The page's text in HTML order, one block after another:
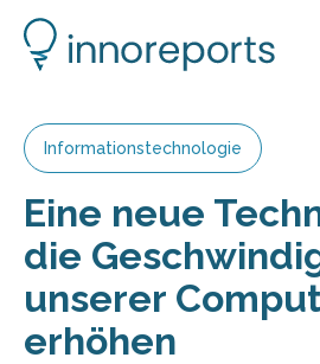
Informationstechnologie
Eine neue
die
unserer
erhöhen